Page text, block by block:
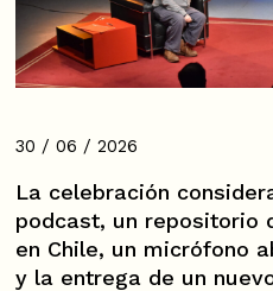
30 / 06 / 2026
La celebración
podcast, un repositorio
en Chile, un micrófono
y la entrega de un